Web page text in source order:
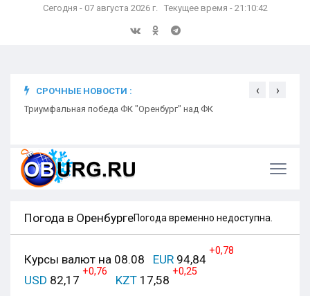
Сегодня - 07 августа 2026 г. Текущее время - 21:10:43
СРОЧНЫЕ НОВОСТИ :
Триумфальная победа ФК "Оренбург" над ФК
‹ ›
Погода в ОренбургеПогода временно недоступна.
Курсы валют на 08.08 EUR 94,84
+0,78
USD 82,17
+0,76
KZT 17,58
+0,25